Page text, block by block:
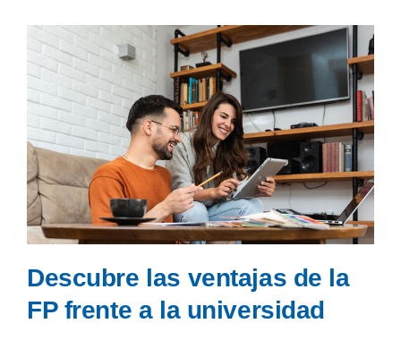
Descubre las ventajas de la
FP frente a la universidad